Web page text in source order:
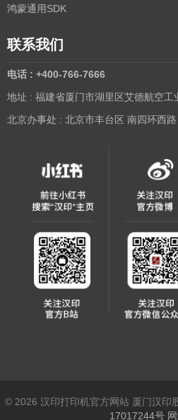
鸿蒙通用SDK
联系我们
电话 : +400-766-7666
地址 : 福建省厦门市湖里区艾德航空工
北京办事处 : 北京市丰台区 南四环西
© 2026 汉印打印机官方网站 厦门汉印
17017244号